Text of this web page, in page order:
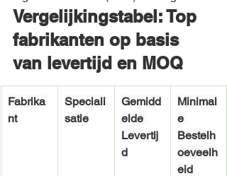
Vergelijkingstabel: Top
fabrikanten op basis
van levertijd en MOQ
Fabrika
nt
Speciali
satie
Gemidd
elde
Levertij
d
Minimal
e
Bestelh
oeveelh
eid